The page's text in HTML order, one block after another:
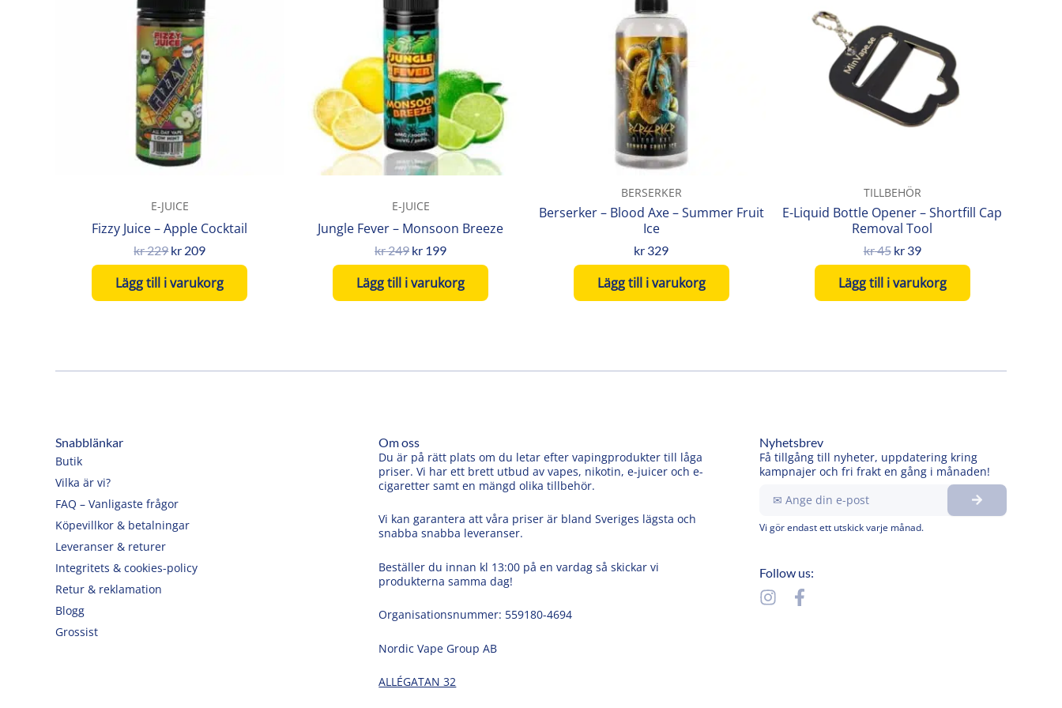
E-JUICE
Fizzy Juice – Apple Cocktail
kr229
kr 229.
kr 209
kr 209.
Lägg till i varukorg
E-JUICE
Jungle Fever – Monsoon Breeze
kr249
kr 249.
kr 199
Lägg till i varukorg
BERSERKER
Berserker – Blood Axe – Summer Fruit
Ice
kr 329
Lägg till i varukorg
TILLBEHÖR
E-Liquid Bottle Opener – Shortfill Cap
Removal Tool
kr45 kr39
Lägg till i varukorg
Snabblänkar
Butik
Vilka är vi?
FAQ – Vanligaste frågor
Köpevillkor & betalningar
Leveranser & returer
Integritets & cookies-policy
Retur & reklamation
Blogg
Grossist
Om oss
Du är på rätt plats om du letar efter vapingprodukter till låga
priser. Vi har ett brett utbud av vapes, nikotin, e-juicer och e-
cigaretter samt en mängd olika tillbehör.
Vi kan garantera att våra priser är bland Sveriges lägsta och
snabba snabba leveranser.
Beställer du innan kl 13:00 på en vardag så skickar vi
produkterna samma dag!
Organisationsnummer: 559180-4694
Nordic Vape Group AB
ALLÉGATAN 32
Nyhetsbrev
Få tillgång till nyheter, uppdatering kring
kampnajer och fri frakt en gång i månaden!
din
e-
post
Submit
Vi gör endast ett utskick varje månad.
Follow us:
I F
a